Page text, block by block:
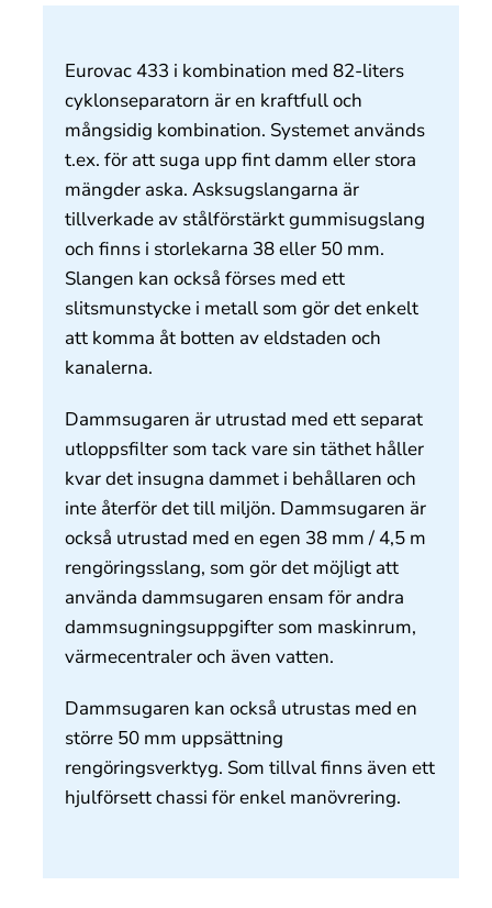
Kontakt
Eurovac 433 i kombination med 82-liters
cyklonseparatorn är en kraftfull och
mångsidig kombination. Systemet används
t.ex. för att suga upp fint damm eller stora
mängder aska. Asksugslangarna är
tillverkade av stålförstärkt gummisugslang
och finns i storlekarna 38 eller 50 mm.
Slangen kan också förses med ett
slitsmunstycke i metall som gör det enkelt
att komma åt botten av eldstaden och
kanalerna.
Dammsugaren är utrustad med ett separat
utloppsfilter som tack vare sin täthet håller
kvar det insugna dammet i behållaren och
inte återför det till miljön. Dammsugaren är
också utrustad med en egen 38 mm / 4,5 m
rengöringsslang, som gör det möjligt att
använda dammsugaren ensam för andra
dammsugningsuppgifter som maskinrum,
värmecentraler och även vatten.
Dammsugaren kan också utrustas med en
större 50 mm uppsättning
rengöringsverktyg. Som tillval finns även ett
hjulförsett chassi för enkel manövrering.